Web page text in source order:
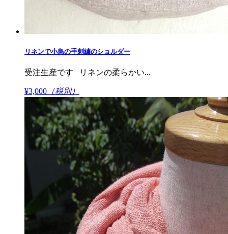
リネンで小鳥の手刺繍のショルダー
受注生産です リネンの柔らかい...
¥3,000 （税別）